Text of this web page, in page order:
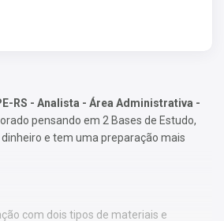
RS - Analista - Área Administrativa -
pensando em 2 Bases de Estudo,
dinheiro e tem uma preparação mais
com dois tipos de materiais e